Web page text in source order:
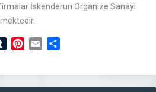
İskenderun Organize Sanayi
TumblrPinterest
Email